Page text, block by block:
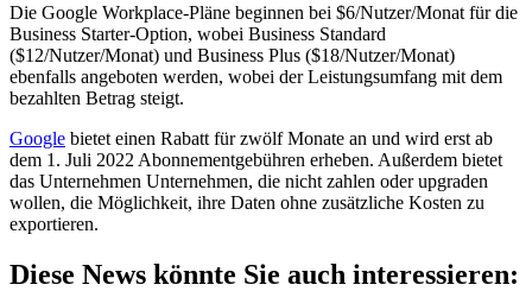
Die Google Workplace-Pläne beginnen bei $6/Nutzer/Monat für die
Business Starter-Option, wobei Business Standard
($12/Nutzer/Monat) und Business Plus ($18/Nutzer/Monat)
ebenfalls angeboten werden, wobei der Leistungsumfang mit dem
bezahlten Betrag steigt.
Google bietet einen Rabatt für zwölf Monate an und wird erst ab
dem 1. Juli 2022 Abonnementgebühren erheben. Außerdem bietet
das Unternehmen Unternehmen, die nicht zahlen oder upgraden
wollen, die Möglichkeit, ihre Daten ohne zusätzliche Kosten zu
exportieren.
Diese News könnte Sie auch interessieren: